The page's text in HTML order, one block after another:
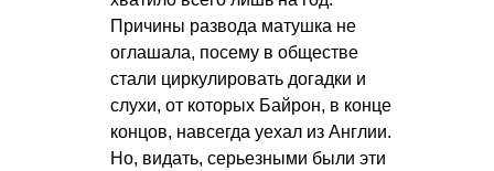
Причины развода матушка не
оглашала, посему в обществе
стали циркулировать догадки и
слухи, от которых Байрон, в конце
концов, навсегда уехал из Англии.
Но, видать, серьезными были эти